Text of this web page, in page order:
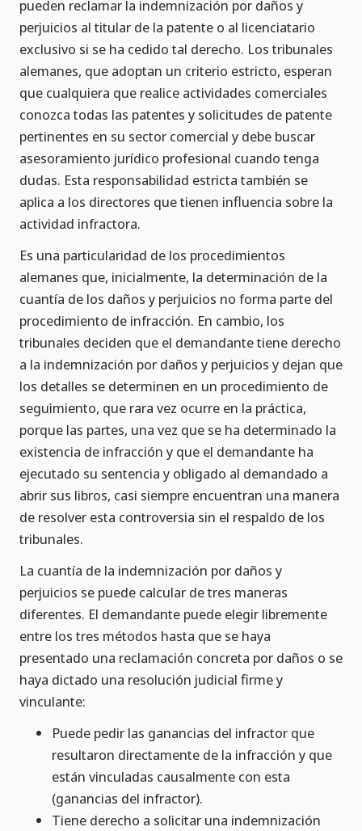
pueden reclamar la indemnización por daños y
perjuicios al titular de la patente o al licenciatario
exclusivo si se ha cedido tal derecho. Los tribunales
alemanes, que adoptan un criterio estricto, esperan
que cualquiera que realice actividades comerciales
conozca todas las patentes y solicitudes de patente
pertinentes en su sector comercial y debe buscar
asesoramiento jurídico profesional cuando tenga
dudas. Esta responsabilidad estricta también se
aplica a los directores que tienen influencia sobre la
actividad infractora.
Es una particularidad de los procedimientos
alemanes que, inicialmente, la determinación de la
cuantía de los daños y perjuicios no forma parte del
procedimiento de infracción. En cambio, los
tribunales deciden que el demandante tiene derecho
a la indemnización por daños y perjuicios y dejan que
los detalles se determinen en un procedimiento de
seguimiento, que rara vez ocurre en la práctica,
porque las partes, una vez que se ha determinado la
existencia de infracción y que el demandante ha
ejecutado su sentencia y obligado al demandado a
abrir sus libros, casi siempre encuentran una manera
de resolver esta controversia sin el respaldo de los
tribunales.
La cuantía de la indemnización por daños y
perjuicios se puede calcular de tres maneras
diferentes. El demandante puede elegir libremente
entre los tres métodos hasta que se haya
presentado una reclamación concreta por daños o se
haya dictado una resolución judicial firme y
vinculante:
Puede pedir las ganancias del infractor que
resultaron directamente de la infracción y que
están vinculadas causalmente con esta
(ganancias del infractor).
Tiene derecho a solicitar una indemnización